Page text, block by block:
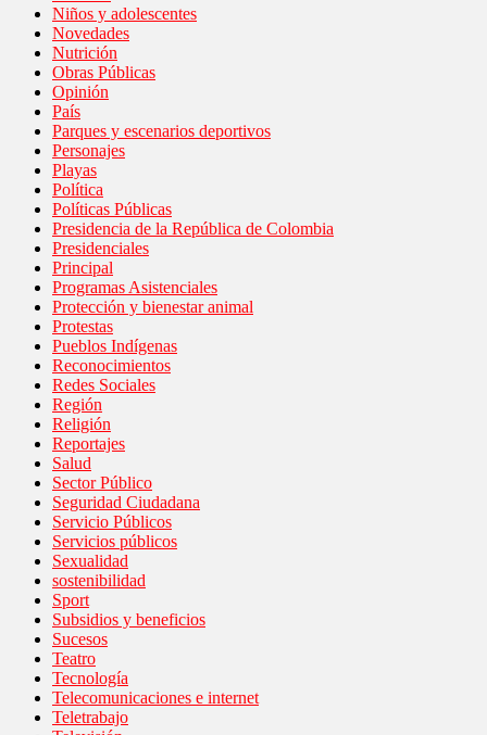
Niños y adolescentes
Novedades
Nutrición
Obras Públicas
Opinión
País
Parques y escenarios deportivos
Personajes
Playas
Política
Políticas Públicas
Presidencia de la República de Colombia
Presidenciales
Principal
Programas Asistenciales
Protección y bienestar animal
Protestas
Pueblos Indígenas
Reconocimientos
Redes Sociales
Región
Religión
Reportajes
Salud
Sector Público
Seguridad Ciudadana
Servicio Públicos
Servicios públicos
Sexualidad
sostenibilidad
Sport
Subsidios y beneficios
Sucesos
Teatro
Tecnología
Telecomunicaciones e internet
Teletrabajo